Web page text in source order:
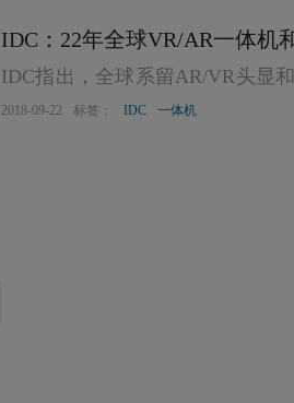
IDC：22年全球VR/AR一体机
IDC指出，全球系留AR/VR头显
达到420万台，同比增长31%。
2018-09-22 标签： IDC 一体机